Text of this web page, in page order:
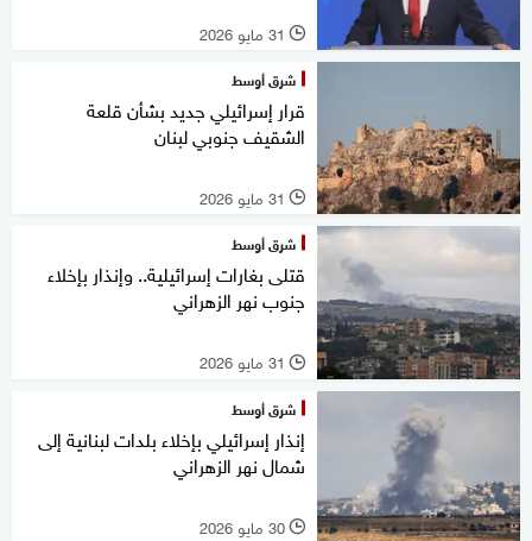
l 31 مايو 2026
شرق أوسط
قرار إسرائيلي جديد بشأن قلعة
الشقيف جنوبي لبنان
l 31 مايو 2026
شرق أوسط
قتلى بغارات إسرائيلية.. وإنذار بإخلاء
جنوب نهر الزهراني
l 31 مايو 2026
شرق أوسط
إنذار إسرائيلي بإخلاء بلدات لبنانية إلى
شمال نهر الزهراني
l 30 مايو 2026